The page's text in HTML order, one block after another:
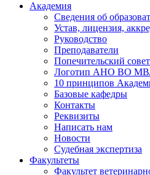
Академия
Сведения об
Устав, лицензия,
Руководство
Преподаватели
Попечительский совет
Логотип АНО ВО
10 принципов
Базовые кафедры
Контакты
Реквизиты
Написать нам
Новости
Судебная экспертиза
Факультеты
Факультет